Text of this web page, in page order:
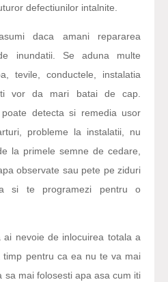
defectiunilor intalnite.
daca amani repararea
inundatii. Se aduna multe
tevile, conductele, instalatia
vor da mari batai de cap.
detecta si remedia usor
probleme la instalatii, nu
la primele semne de cedare,
observate sau pete pe ziduri
si te programezi pentru o
nevoie de inlocuirea totala a
timp pentru ca ea nu te va mai
sa mai folosesti apa asa cum iti